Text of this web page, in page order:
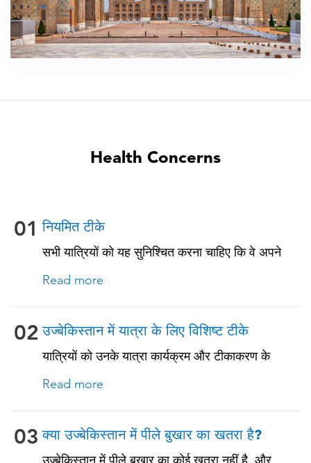
Health Concerns
01 नियमित टीके
सभी यात्रियों को यह सुनिश्चित करना चाहिए कि वे अपने
नियमित टीकाकरण के साथ अप-टू-डेट रहें। इनमें से कुछ
डिप्थीरिया-पर्टुसिस • मीसल्स-मम्प्स-रूबेला (MMR) •
न्यूमोकोकल (65 वर्ष और उससे अधिक आयु के वयस्कों और
पुरानी बीमारियों या प्रतिरक्षा समस्याओं वाले सभी वयस्कों के
लिए)
Read more
02 उज्बेकिस्तान में यात्रा के लिए विशिष्ट टीके
यात्रियों को उनके यात्रा कार्यक्रम और टीकाकरण के
इतिहास के आधार पर, इस देश के लिए यात्रा से संबंधित
Read more
03 क्या उज्बेकिस्तान में पीले बुखार का खतरा है?